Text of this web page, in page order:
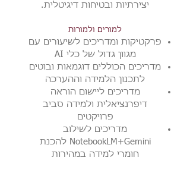
יצירתיות ובטיחות דיגיטלית.
למורים ולמורות
פרקטיקות ומדריכים לשיעורים עם
מגוון גדול של כלי AI
מדריכים הכוללים דוגמאות ובוטים
לתכנון הלמידה וההערכה
מדריכים ליישום הוראה
דיפרנציאלית ולמידה סביב
פרויקטים
מדריכים לשילוב
NotebookLM+Gemini להכנת
חומרי למידה במהירות